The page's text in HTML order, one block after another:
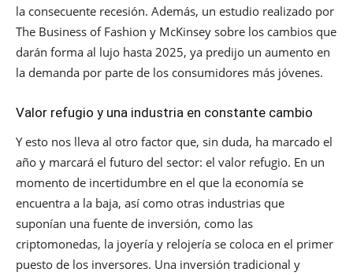
la consecuente recesión. Además, un estudio realizado por
The Business of Fashion y McKinsey sobre los cambios que
darán forma al lujo hasta 2025, ya predijo un aumento en
la demanda por parte de los consumidores más jóvenes.
Valor refugio y una industria en constante cambio
Y esto nos lleva al otro factor que, sin duda, ha marcado el
año y marcará el futuro del sector: el valor refugio. En un
momento de incertidumbre en el que la economía se
encuentra a la baja, así como otras industrias que
suponían una fuente de inversión, como las
criptomonedas, la joyería y relojería se coloca en el primer
puesto de los inversores. Una inversión tradicional y